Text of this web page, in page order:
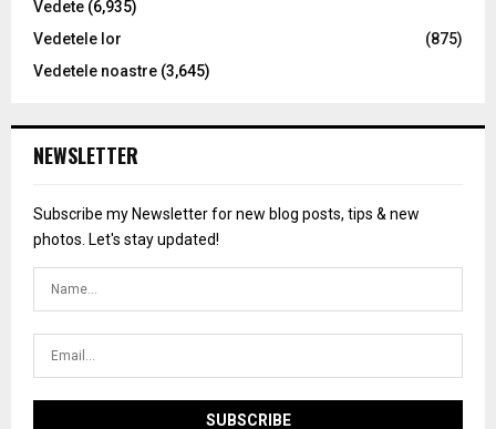
Vedete (6,935)
Vedetele lor
(875)
Vedetele noastre (3,645)
NEWSLETTER
Subscribe my Newsletter for new blog posts, tips & new
photos. Let's stay updated!